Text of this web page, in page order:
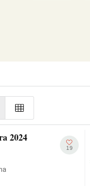
2024
19